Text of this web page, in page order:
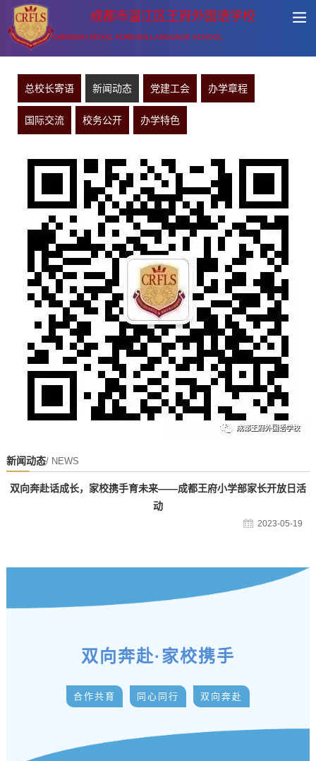
成都市温江区王府外国语学校
CHENGDU ROYAL FOREIGN LANGUAGE SCHOOL
总校长寄语 新闻动态 党建工会 办学章程
国际交流 校务公开 办学特色
新闻动态/ NEWS
双向奔赴话成长，家校携手育未来——成都王府小学部家长开放日活
动
2023-05-19
双向奔赴·家校携手
合作共育 同心同行 双向奔赴